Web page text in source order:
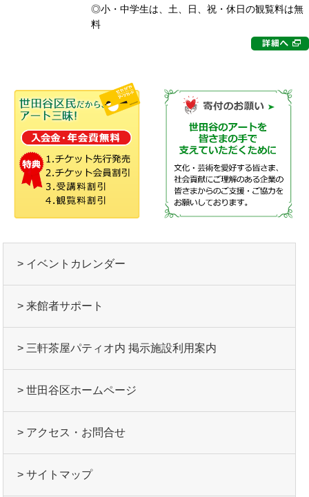
◎小・中学生は、土、日、祝・休日の観覧料は無
料
> イベントカレンダー
> 来館者サポート
> 三軒茶屋パティオ内 掲示施設利用案内
> 世田谷区ホームページ
> アクセス・お問合せ
> サイトマップ